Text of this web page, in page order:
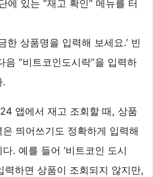
에 있는 “재고 확인” 메뉴를 터
한 상품명을 입력해 보세요.’ 빈
음 “비트코인도시락”을 입력하
.
앱에서 재고 조회할 때, 상품
은 띄어쓰기도 정확하게 입력해
. 예를 들어 ‘비트코인 도시
력하면 상품이 조회되지 않지만,